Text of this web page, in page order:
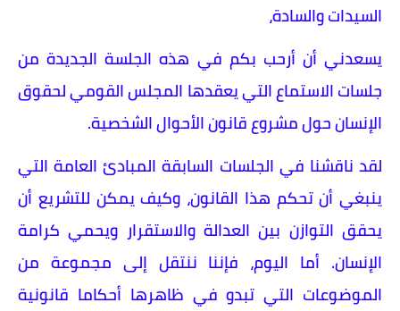
السيدات والسادة،
يسعدني أن أرحب بكم في هذه الجلسة الجديدة من
جلسات الاستماع التي يعقدها المجلس القومي لحقوق
الإنسان حول مشروع قانون الأحوال الشخصية.
لقد ناقشنا في الجلسات السابقة المبادئ العامة التي
ينبغي أن تحكم هذا القانون، وكيف يمكن للتشريع أن
يحقق التوازن بين العدالة والاستقرار ويحمي كرامة
الإنسان. أما اليوم، فإننا ننتقل إلى مجموعة من
الموضوعات التي تبدو في ظاهرها أحكاما قانونية